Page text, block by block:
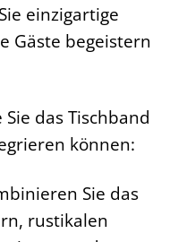
einzigartige
Gäste begeistern
das Tischband
können:
Sie das
rustikalen